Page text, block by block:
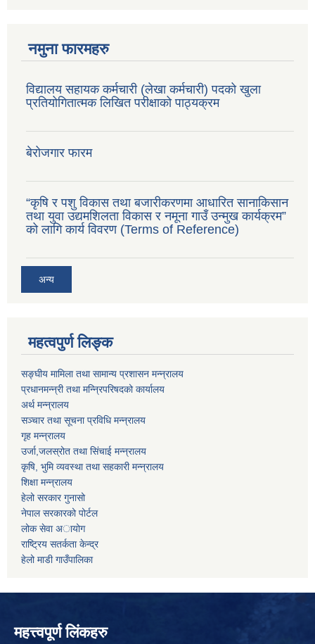
नमुना फारमहरु
विद्यालय सहायक कर्मचारी (लेखा कर्मचारी) पदको खुला
प्रतियोगितात्मक लिखित परीक्षाको पाठ्यक्रम
बेरोजगार फारम
“कृषि र पशु विकास तथा बजारीकरणमा आधारित सानाकिसान
तथा युवा उद्यमशिलता विकास र नमूना गाउँ उन्मुख कार्यक्रम”
को लागि कार्य विवरण (Terms of Reference)
अन्य
महत्वपुर्ण लिङ्क
सङ्घीय मामिला तथा सामान्य प्रशासन मन्न्रालय
प्रधानमन्न्री तथा मन्न्रिपरिषदको कार्यालय
अर्थ मन्न्रालय
सञ्चार तथा सूचना प्रविधि मन्न्रालय
गृह मन्न्रालय
उर्जा,जलस्रोत तथा सिंचाई मन्न्रालय
कृषि, भुमि व्यवस्था तथा सहकारी मन्न्रालय
शिक्षा मन्न्रालय
हेलो सरकार गुनासो
नेपाल सरकारको पोर्टल
लोक सेवा अायोग
राष्ट्रिय सतर्कता केन्द्र
हेलो माडी गाउँपालिका
महत्त्वपूर्ण लिंकहरु